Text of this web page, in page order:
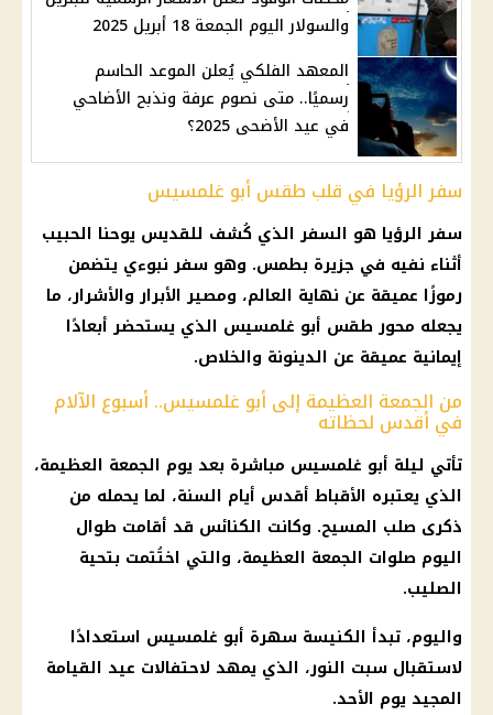
والسولار اليوم الجمعة 18 أبريل 2025
المعهد الفلكي يُعلن الموعد الحاسم
رسميًا.. متى نصوم عرفة ونذبح الأضاحي
في عيد الأضحى 2025؟
سفر الرؤيا في قلب طقس أبو غلمسيس
سفر الرؤيا هو السفر الذي كُشف للقديس يوحنا الحبيب
أثناء نفيه في جزيرة بطمس. وهو سفر نبوءي يتضمن
رموزًا عميقة عن نهاية العالم، ومصير الأبرار والأشرار، ما
يجعله محورطقس أبو غلمسيس الذي يستحضر أبعادًا
إيمانية عميقة عن الدينونة والخلاص.
من الجمعة العظيمة إلى أبو غلمسيس.. أسبوع الآلام
في أقدس لحظاته
تأتي ليلة أبو غلمسيس مباشرة بعد يوم الجمعة العظيمة،
الذي يعتبره الأقباط أقدس أيام السنة، لما يحمله من
ذكرى صلب المسيح. وكانت الكنائس قد أقامت طوال
اليوم صلوات الجمعة العظيمة، والتي اختُتمت بتحية
الصليب.
واليوم، تبدأ الكنيسة سهرة أبو غلمسيس استعدادًا
لاستقبال سبت النور، الذي يمهد لاحتفالات عيد القيامة
المجيد يوم الأحد.